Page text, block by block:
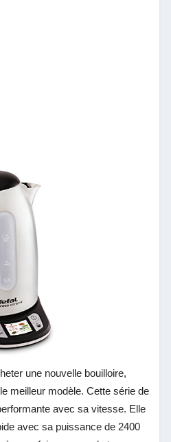
une nouvelle bouilloire,
meilleur modèle. Cette série de
avec sa vitesse. Elle
avec sa puissance de 2400